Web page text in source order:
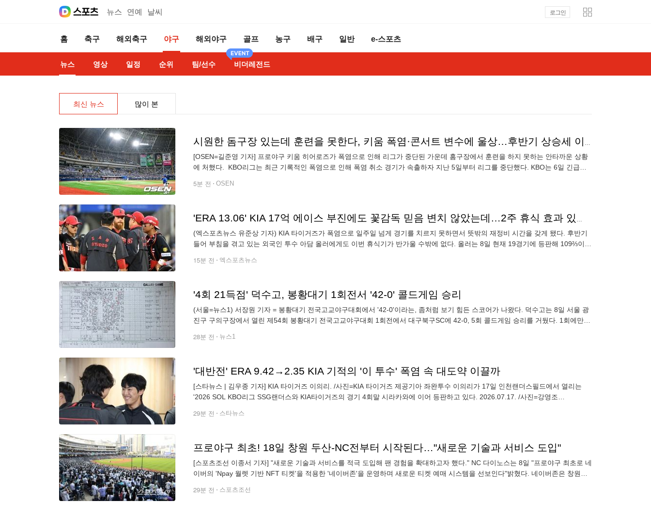
뉴스 연예 날씨 로그인
홈 축구 해외축구 야구 해외야구 골프 농구 배구 일반 e-스포츠
뉴스 영상 일정 순위 팀/선수 비더레전드
최신 뉴스 많이 본
시원한 돔구장 있는데 훈련을 못한다, 키움 폭염·콘서트 변수에 울상…후반기 상승세 이어갈 수 있을까
[OSEN=길준영 기자] 프로야구 키움 히어로즈가 폭염으로 인해 리그가 중단된 가운데 홈구장에서 훈련을 하지 못하는 안타까운 상황
에 처했다. KBO리그는 최근 기록적인 폭염으로 인해 폭염 취소 경기가 속출하자 지난 5일부터 리그를 중단했다. KBO는 6일 긴급실
5분 전 OSEN
'ERA 13.06' KIA 17억 에이스 부진에도 꽃감독 믿음 변치 않았는데…2주 휴식 효과 있을까
(엑스포츠뉴스 유준상 기자) KIA 타이거즈가 폭염으로 일주일 넘게 경기를 치르지 못하면서 뜻밖의 재정비 시간을 갖게 됐다. 후반기
들어 부침을 겪고 있는 외국인 투수 아담 올러에게도 이번 휴식기가 반가울 수밖에 없다. 올러는 8일 현재 19경기에 등판해 109⅔이닝
15분 전 엑스포츠뉴스
'4회 21득점' 덕수고, 봉황대기 1회전서 '42-0' 콜드게임 승리
(서울=뉴스1) 서장원 기자 = 봉황대기 전국고교야구대회에서 '42-0'이라는, 좀처럼 보기 힘든 스코어가 나왔다. 덕수고는 8일 서울 광
진구 구의구장에서 열린 제54회 봉황대기 전국고교야구대회 1회전에서 대구북구SC에 42-0, 5회 콜드게임 승리를 거뒀다. 1회에만 5
28분 전 뉴스1
'대반전' ERA 9.42→2.35 KIA 기적의 '이 투수' 폭염 속 대도약 이끌까
[스타뉴스 | 김우종 기자] KIA 타이거즈 이의리. /사진=KIA 타이거즈 제공기아 좌완투수 이의리가 17일 인천랜더스필드에서 열리는
'2026 SOL KBO리그 SSG랜더스와 KIA타이거즈의 경기 4회말 시라카와에 이어 등판하고 있다. 2026.07.17. /사진=강영조
29분 전 스타뉴스
프로야구 최초! 18일 창원 두산-NC전부터 시작된다…"새로운 기술과 서비스 도입"
[스포츠조선 이종서 기자] "새로운 기술과 서비스를 적극 도입해 팬 경험을 확대하고자 했다." NC 다이노스는 8일 "프로야구 최초로 네
이버의 'Npay 월렛 기반 NFT 티켓'을 적용한 '네이버존'을 운영하며 새로운 티켓 예매 시스템을 선보인다"밝혔다. 네이버존은 창원NC
29분 전 스포츠조선